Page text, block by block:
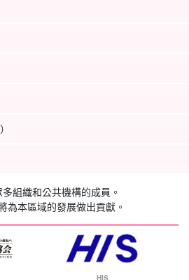
組織和公共機構的成員。
為本區域的發展做出貢獻。
HIS